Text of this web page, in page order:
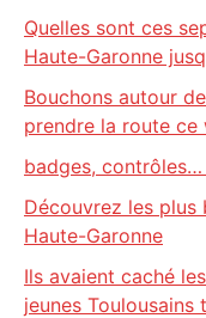
Quelles sont ces
Haute-Garonne
Bouchons autour
prendre la route
badges,
Découvrez les plus
Haute-Garonne
Ils avaient caché
jeunes